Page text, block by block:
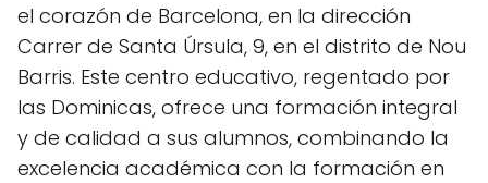
el corazón de Barcelona, en la dirección
Carrer de Santa Úrsula, 9, en el distrito de Nou
Barris. Este centro educativo, regentado por
las Dominicas, ofrece una formación integral
y de calidad a sus alumnos, combinando la
excelencia académica con la formación en